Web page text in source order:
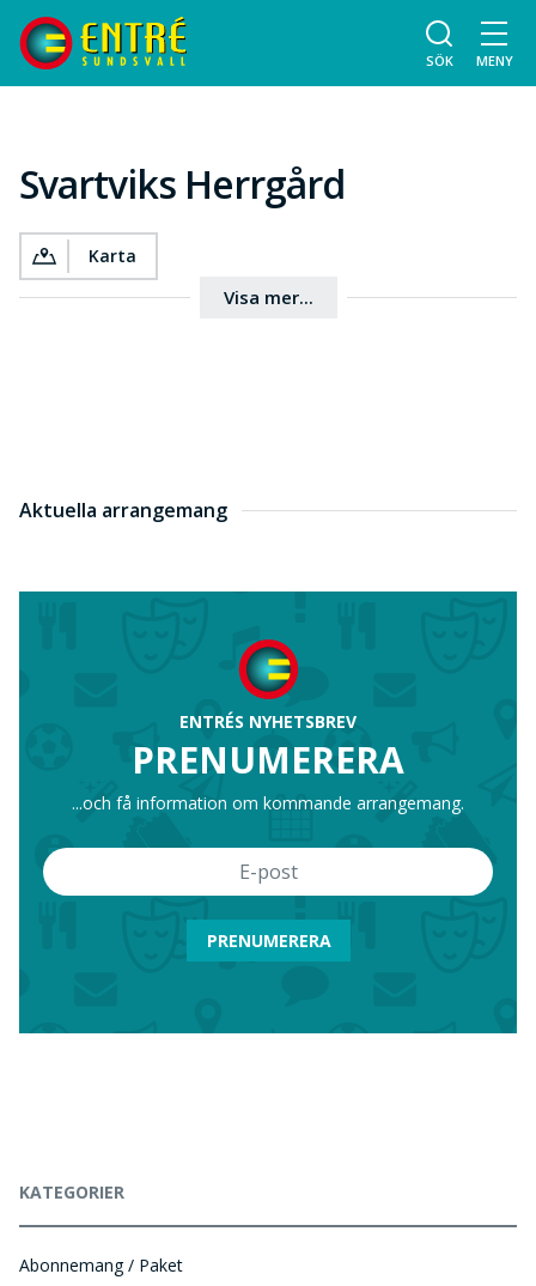
SÖK MENY
Svartviks Herrgård
Karta
Visa mer...
Aktuella arrangemang
ENTRÉS NYHETSBREV
PRENUMERERA
...och få information om kommande arrangemang.
PRENUMERERA
KATEGORIER
Abonnemang / Paket